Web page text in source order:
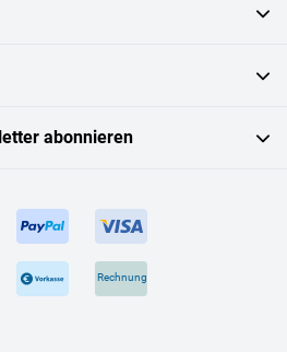
Rechnung
abonnieren